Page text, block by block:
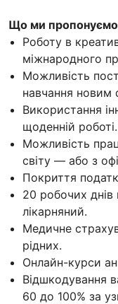
Що ми
Роботу в
міжнародного
Можливість
навчання новим
Використання
щоденній роботі.
Можливість
світу — або з
Покриття
20 робочих днів
лікарняний.
Медичне
рідних.
Онлайн-курси
Відшкодування
60 до 100% за